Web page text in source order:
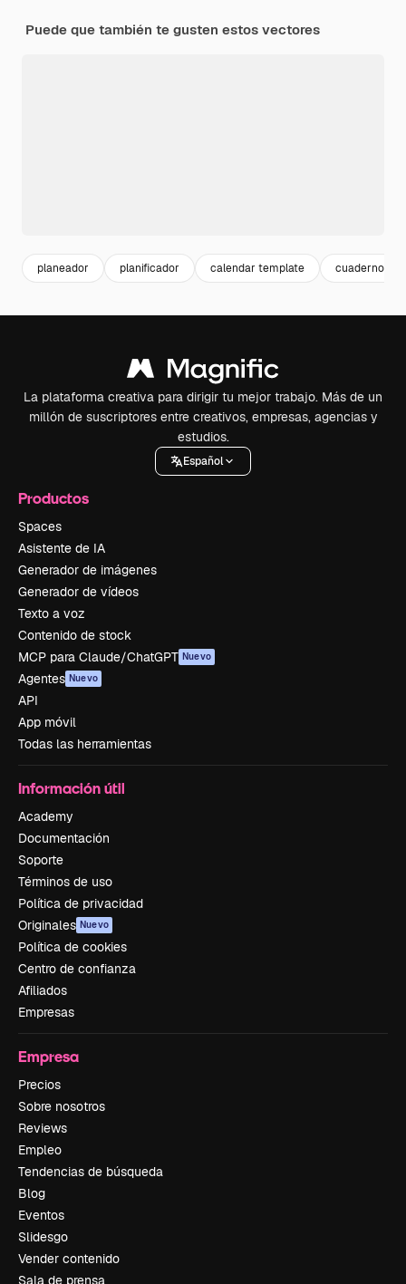
Puede que también te gusten estos vectores
planeador planificador calendar template cuaderno
La plataforma creativa para dirigir tu mejor trabajo. Más de un
millón de suscriptores entre creativos, empresas, agencias y
estudios.
Español
Productos
Spaces
Asistente de IA
Generador de imágenes
Generador de vídeos
Texto a voz
Contenido de stock
MCP para Claude/ChatGPT Nuevo
Agentes Nuevo
API
App móvil
Todas las herramientas
Información útil
Academy
Documentación
Soporte
Términos de uso
Política de privacidad
Originales Nuevo
Política de cookies
Centro de confianza
Afiliados
Empresas
Empresa
Precios
Sobre nosotros
Reviews
Empleo
Tendencias de búsqueda
Blog
Eventos
Slidesgo
Vender contenido
Sala de prensa